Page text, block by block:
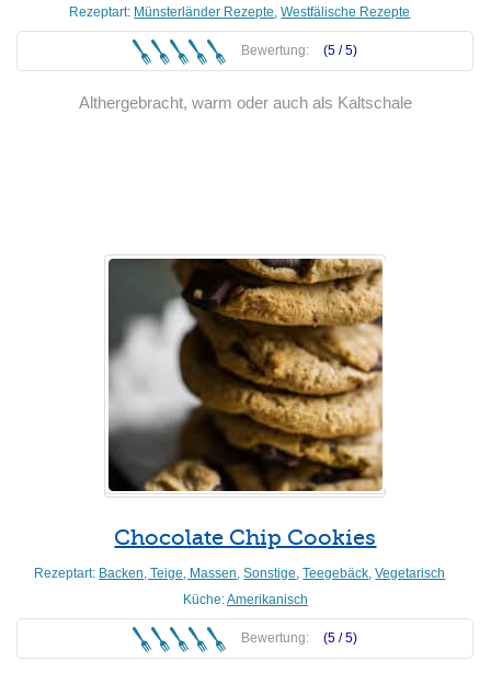
Rezeptart: Münsterländer Rezepte,Westfälische Rezepte
Bewertung: (5 /5)
Althergebracht, warm oder auch als Kaltschale
Chocolate Chip Cookies
Rezeptart: Backen, Teige, Massen,Sonstige,Teegebäck,Vegetarisch
Küche:Amerikanisch
Bewertung: (5 /5)